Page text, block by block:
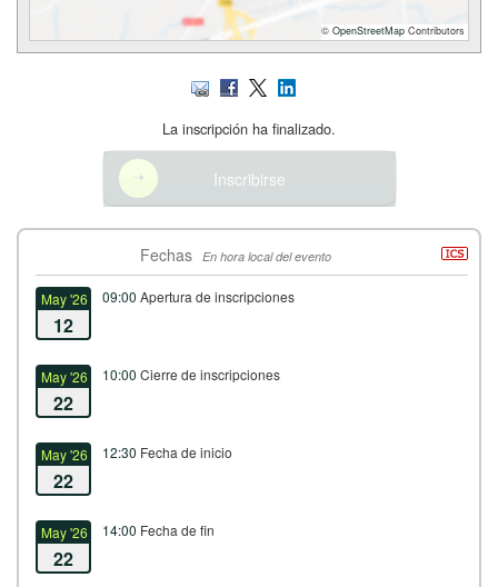
© OpenStreetMap Contributors
La inscripción ha finalizado.
Inscribirse
Fechas En hora local del evento
May '26
12
09:00 Apertura de inscripciones
May '26
22
10:00 Cierre de inscripciones
May '26
22
12:30 Fecha de inicio
May '26
22
14:00 Fecha de fin